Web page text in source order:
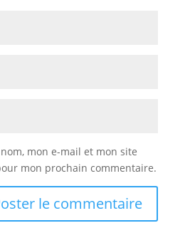
mon e-mail et mon site
mon prochain commentaire.